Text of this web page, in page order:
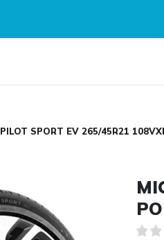
PILOT SPORT EV 265/45R21